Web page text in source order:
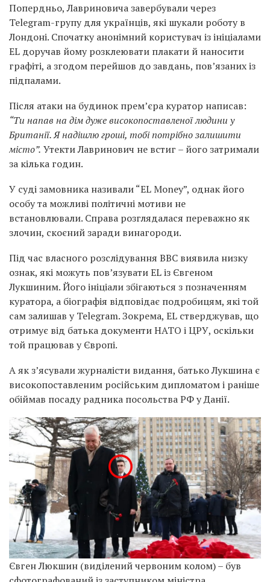
Попердньо, Лавриновича завербували через
Telegram-групу для українців, які шукали роботу в
Лондоні. Спочатку анонімний користувач із ініціалами
EL доручав йому розклеювати плакати й наносити
графіті, а згодом перейшов до завдань, пов’язаних із
підпалами.
Після атаки на будинок прем’єра куратор написав:
“Ти напав на дім дуже високопоставленої людини у
Британії. Я надішлю гроші, тобі потрібно залишити
місто”. Утекти Лавринович не встиг – його затримали
за кілька годин.
У суді замовника називали “EL Money”, однак його
особу та можливі політичні мотиви не
встановлювали. Справа розглядалася переважно як
злочин, скоєний заради винагороди.
Під час власного розслідування BBC виявила низку
ознак, які можуть пов’язувати EL із Євгеном
Лукшиним. Його ініціали збігаються з позначенням
куратора, а біографія відповідає подробицям, які той
сам залишав у Telegram. Зокрема, EL стверджував, що
отримує від батька документи НАТО і ЦРУ, оскільки
той працював у Європі.
А як з’ясували журналісти видання, батько Лукшина є
високопоставленим російським дипломатом і раніше
обіймав посаду радника посольства РФ у Данії.
Євген Люкшин (виділений червоним колом) – був